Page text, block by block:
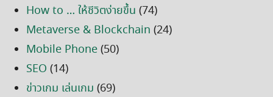
How to … ให้ชีวิตง่ายขึ้น (74)
Metaverse & Blockchain (24)
Mobile Phone(50)
SEO (14)
ข่าวเกม เล่นเกม (69)